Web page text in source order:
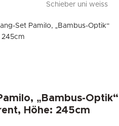
Set Pamilo, „Bambus-Optik“
245cm
„Bambus-Optik“
Höhe: 245cm